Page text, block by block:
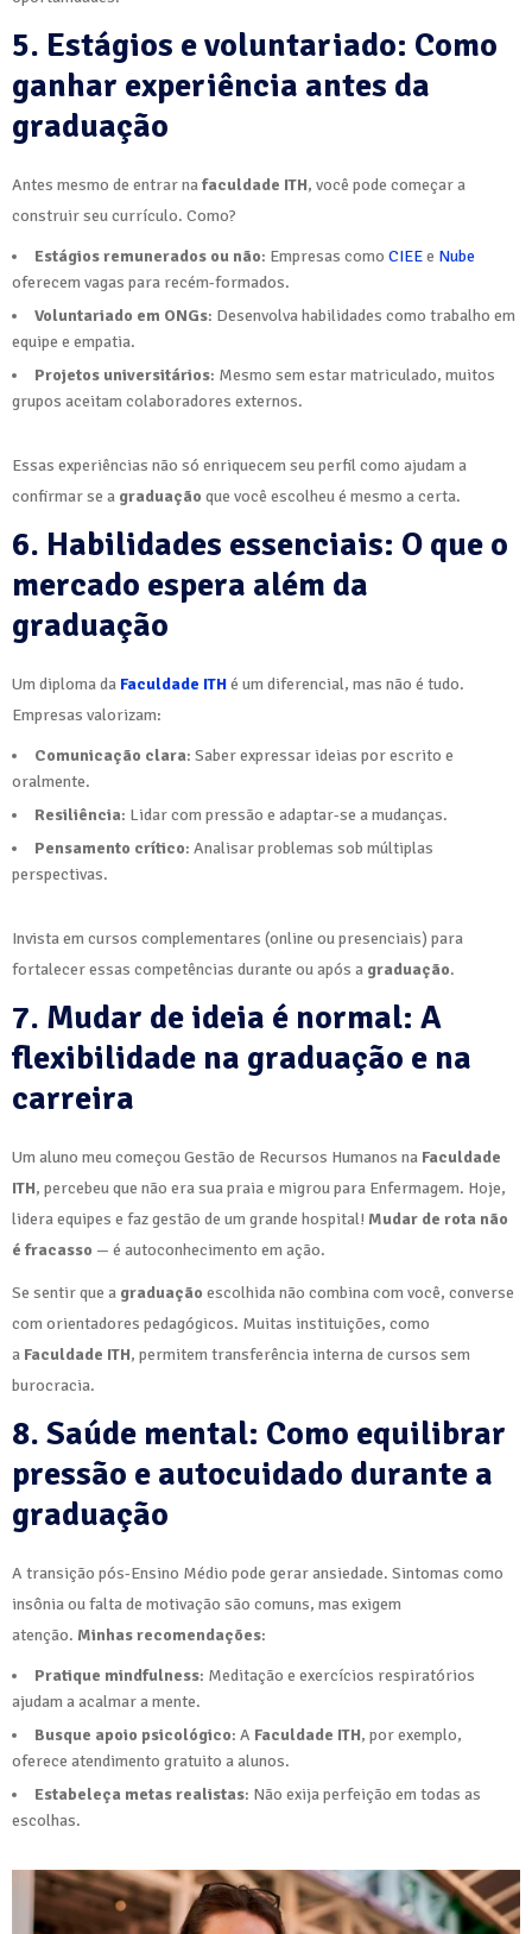
5. Estágios e voluntariado: Como
ganhar experiência antes da
graduação
Antes mesmo de entrar nafaculdade ITH, você pode começar a
construir seu currículo. Como?
Estágios remunerados ou não: Empresas como CIEEe Nube
oferecem vagas para recém-formados.
Voluntariado em ONGs: Desenvolva habilidades como trabalho em
equipe e empatia.
Projetos universitários: Mesmo sem estar matriculado, muitos
grupos aceitam colaboradores externos.
Essas experiências não só enriquecem seu perfil como ajudam a
confirmar se a graduação que você escolheu é mesmo a certa.
6. Habilidades essenciais: O que o
mercado espera além da
graduação
Um diploma da Faculdade ITHé um diferencial, mas não é tudo.
Empresas valorizam:
Comunicação clara: Saber expressar ideias por escrito e
oralmente.
Resiliência: Lidar com pressão e adaptar-se a mudanças.
Pensamento crítico: Analisar problemas sob múltiplas
perspectivas.
Invista em cursos complementares (online ou presenciais) para
fortalecer essas competências durante ou após a graduação.
7. Mudar de ideia é normal: A
flexibilidade na graduação e na
carreira
Um aluno meu começou Gestão de Recursos Humanos na Faculdade
ITH, percebeu que não era sua praia e migrou para Enfermagem. Hoje,
lidera equipes e faz gestão de um grande hospital! Mudar de rota não
é fracasso — é autoconhecimento em ação.
Se sentir que a graduação escolhida não combina com você, converse
com orientadores pedagógicos. Muitas instituições, como
a Faculdade ITH, permitem transferência interna de cursos sem
burocracia.
8. Saúde mental: Como equilibrar
pressão e autocuidado durante a
graduação
A transição pós-Ensino Médio pode gerar ansiedade. Sintomas como
insônia ou falta de motivação são comuns, mas exigem
atenção. Minhas recomendações:
Pratique mindfulness: Meditação e exercícios respiratórios
ajudam a acalmar a mente.
Busque apoio psicológico: A Faculdade ITH, por exemplo,
oferece atendimento gratuito a alunos.
Estabeleça metas realistas: Não exija perfeição em todas as
escolhas.